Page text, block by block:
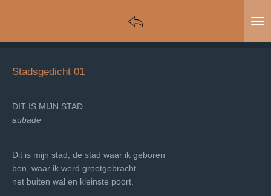
Stadsgedicht 01
DIT IS MIJN STAD
aubade
Dit is mijn stad, de stad waar ik geboren
ben, waar ik werd grootgebracht
net buiten wal en kleinste poort.